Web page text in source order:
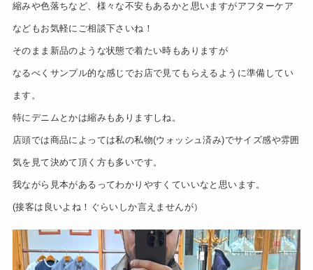
縮みや色落ちなど、様々な不安もあるかと思いますがアフターケア
などもお気軽にご相談下さいね！
そのまま新品のような状態で着たい時もありますが
なるべくサンプル的な感じでお店で見てもらえるように準備してい
ます。
特にデニムとかは縮みもありますしね。
店頭では商品によっては私の私物(ウォッシュ済み)でサイズ感や雰囲
気を見て決めて頂く方も多いです。
我ながら見本があるってわかりやすくていいなと思います。
(接客は良いよね！ぐらいしか言えませんが）